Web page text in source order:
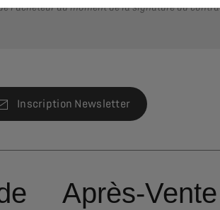
l’acheteur au moment de la signature du
Inscription Newsletter
Après-Vente